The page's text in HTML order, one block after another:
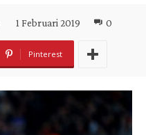
1 Februari 2019 0
Pinterest